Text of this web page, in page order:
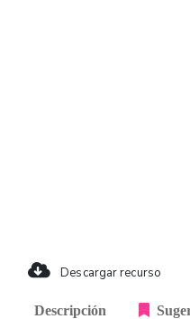
Descargar recurso
Descripción